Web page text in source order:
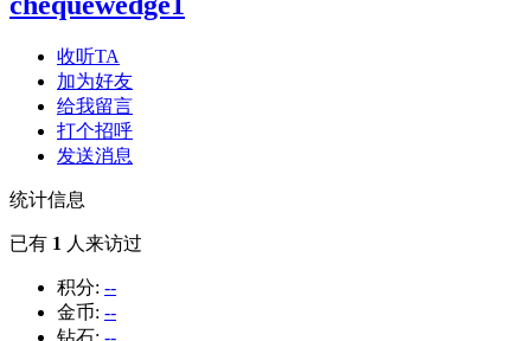
收听TA
加为好友
给我留言
打个招呼
发送消息
统计信息
已有 1 人来访过
积分: --
金币: --
钻石: --